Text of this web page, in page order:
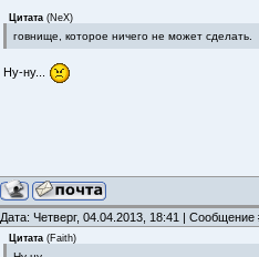
Цитата (NeX)
говнище, которое ничего не может сделать.
Ну-ну...
Дата: Четверг, 04.04.2013, 18:41 |
Цитата (Faith)